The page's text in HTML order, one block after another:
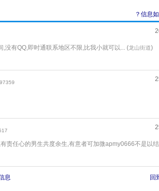
？信息
没有QQ,即时通联系地区不限,比我小就可以... (龙山街道)
责任心的男生共度余生,有意者可加微apmy0666不是以
回
息